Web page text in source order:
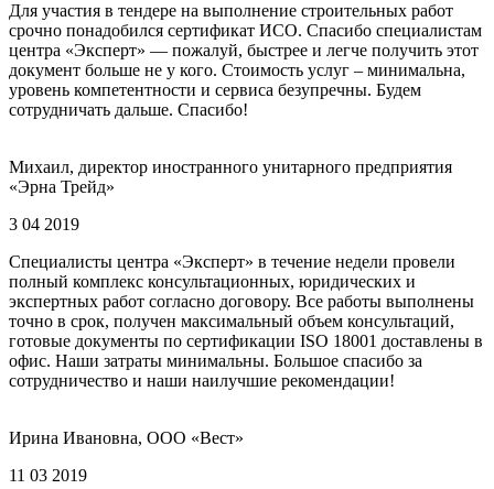
Для участия в тендере на выполнение строительных работ
срочно понадобился сертификат ИСО. Спасибо специалистам
центра «Эксперт» — пожалуй, быстрее и легче получить этот
документ больше не у кого. Стоимость услуг – минимальна,
уровень компетентности и сервиса безупречны. Будем
сотрудничать дальше. Спасибо!
Михаил, директор иностранного унитарного предприятия
«Эрна Трейд»
3 04 2019
Специалисты центра «Эксперт» в течение недели провели
полный комплекс консультационных, юридических и
экспертных работ согласно договору. Все работы выполнены
точно в срок, получен максимальный объем консультаций,
готовые документы по сертификации ISO 18001 доставлены в
офис. Наши затраты минимальны. Большое спасибо за
сотрудничество и наши наилучшие рекомендации!
Ирина Ивановна, ООО «Вест»
11 03 2019